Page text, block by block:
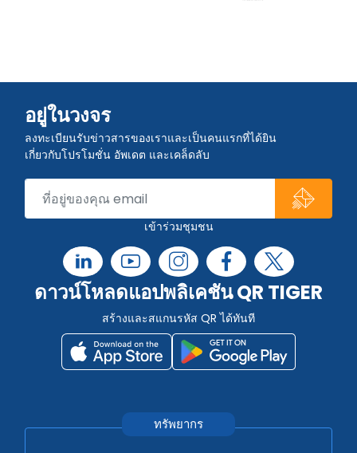
อยู่ในวงจร
ลงทะเบียนรับข่าวสารของเราและเป็นคนแรกที่ได้ยิน
เกี่ยวกับโปรโมชั่น อัพเดต และเคล็ดลับ
เข้าร่วมชุมชน
ดาวน์โหลดแอปพลิเคชัน QR TIGER
สร้างและสแกนรหัส QR ได้ทันที
ทรัพยากร